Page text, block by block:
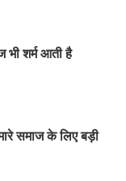
शर्म आती है
समाज के लिए बड़ी